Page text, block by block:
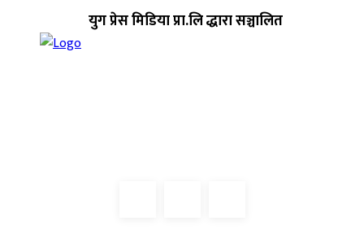
युग प्रेस मिडिया प्रा.लि द्धारा सञ्चालित